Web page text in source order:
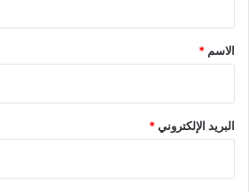
*
الاسم *
البريد الإلكتروني*